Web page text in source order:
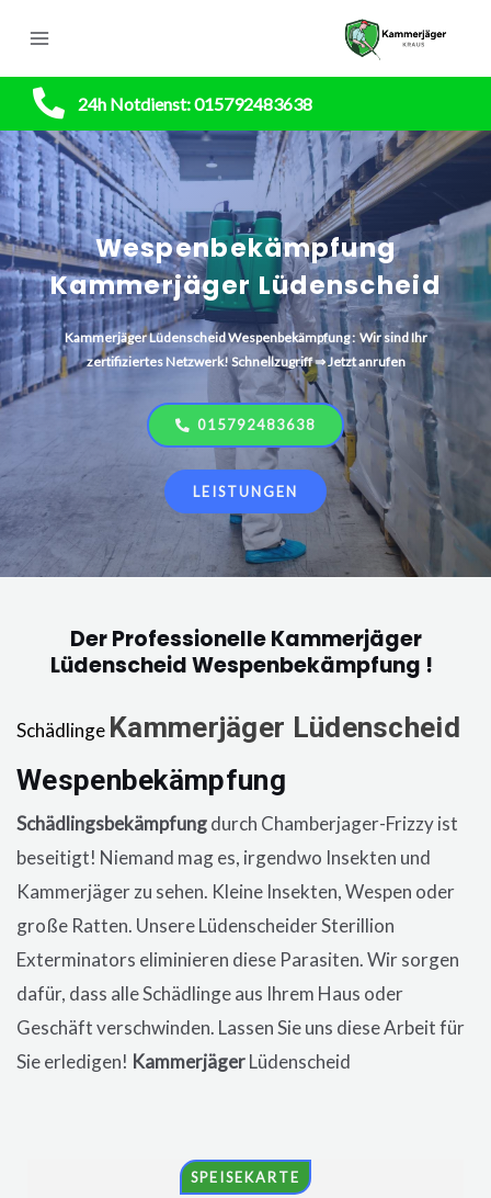
24h Notdienst: 015792483638
Wespenbekämpfung
Kammerjäger Lüdenscheid
KammerjägerLüdenscheidWespenbekämpfung : Wir sind Ihr
zertifiziertes Netzwerk! Schnellzugriff ⇒ Jetzt anrufen
015792483638
LEISTUNGEN
SPEISEKARTE
Der Professionelle Kammerjäger
Lüdenscheid Wespenbekämpfung !
Schädlinge Kammerjäger Lüdenscheid
Wespenbekämpfung
Schädlingsbekämpfungdurch Chamberjager-Frizzy ist
beseitigt! Niemand mag es, irgendwo Insekten und
Kammerjäger zu sehen. Kleine Insekten, Wespen oder
große Ratten. UnsereLüdenscheiderSterillion
Exterminators eliminieren diese Parasiten. Wir sorgen
dafür, dass alle Schädlinge aus Ihrem Haus oder
Geschäft verschwinden. Lassen Sie uns diese Arbeit für
Sie erledigen! KammerjägerLüdenscheid